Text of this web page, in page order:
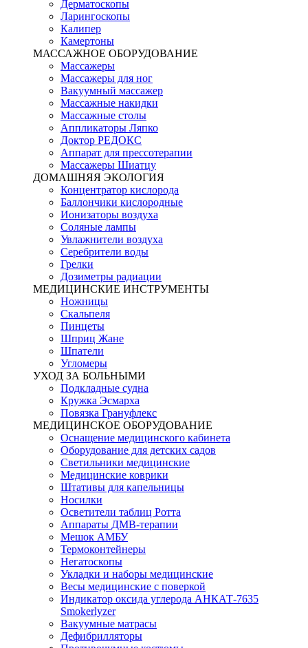
Дерматоскопы
Ларингоскопы
Калипер
Камертоны
МАССАЖНОЕ ОБОРУДОВАНИЕ
Массажеры
Массажеры для ног
Вакуумный массажер
Массажные накидки
Массажные столы
Аппликаторы Ляпко
Доктор РЕДОКС
Аппарат для прессотерапии
Массажеры Шиатцу
ДОМАШНЯЯ ЭКОЛОГИЯ
Концентратор кислорода
Баллончики кислородные
Ионизаторы воздуха
Соляные лампы
Увлажнители воздуха
Серебрители воды
Грелки
Дозиметры радиации
МЕДИЦИНСКИЕ ИНСТРУМЕНТЫ
Ножницы
Скальпеля
Пинцеты
Шприц Жане
Шпатели
Угломеры
УХОД ЗА БОЛЬНЫМИ
Подкладные судна
Кружка Эсмарха
Повязка Грануфлекс
МЕДИЦИНСКОЕ ОБОРУДОВАНИЕ
Оснащение медицинского кабинета
Оборудование для детских садов
Светильники медицинские
Медицинские коврики
Штативы для капельницы
Носилки
Осветители таблиц Ротта
Аппараты ДМВ-терапии
Мешок АМБУ
Термоконтейнеры
Негатоскопы
Укладки и наборы медицинские
Весы медицинские с поверкой
Индикатор оксида углерода АНКАТ-7635
Smokerlyzer
Вакуумные матрасы
Дефибрилляторы